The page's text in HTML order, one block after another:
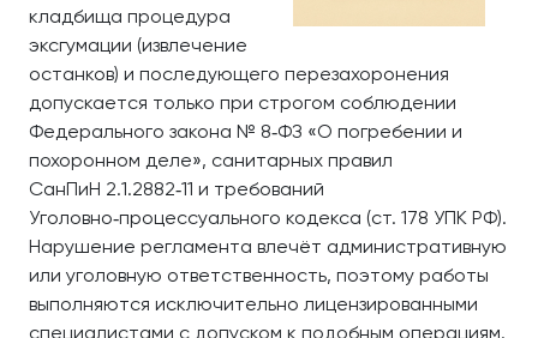
кладбища процедура
эксгумации (извлечение
останков) и последующего перезахоронения
допускается только при строгом соблюдении
Федерального закона № 8‑ФЗ «О погребении и
похоронном деле», санитарных правил
СанПиН 2.1.2882‑11 и требований
Уголовно‑процессуального кодекса (ст. 178 УПК РФ).
Нарушение регламента влечёт административную
или уголовную ответственность, поэтому работы
выполняются исключительно лицензированными
специалистами с допуском к подобным операциям.